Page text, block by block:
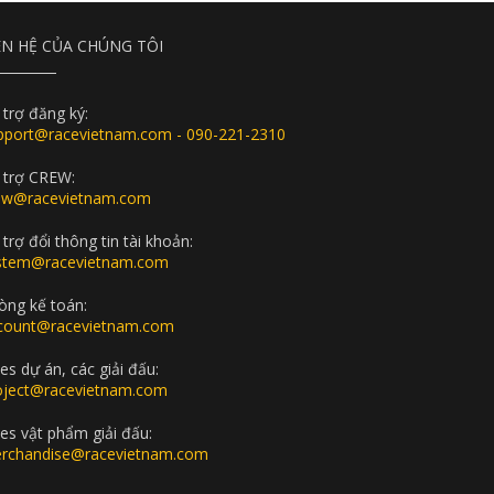
HỆ CỦA CHÚNG TÔI
trợ đăng ký:
- 090-221-2310
CREW:
trợ đổi thông tin tài khoản:
kế toán:
dự án, các giải đấu:
vật phẩm giải đấu: